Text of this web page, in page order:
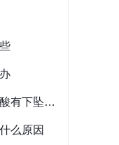
孕早期肚子隐隐作痛腰酸有下坠感怎么回事
么原因